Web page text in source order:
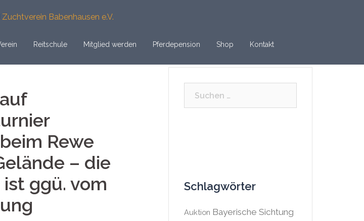
Reitschule Mitglied werden Pferdepension Shop Kontakt
Rewe
– die
ggü. vom
Schlagwörter
Auktion Bayerische Sichtung